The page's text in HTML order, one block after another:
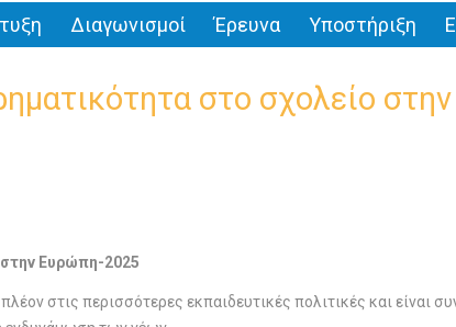
Διαγωνισμοί Έρευνα Υποστήριξη
στο σχολείο στην
στην Ευρώπη-2025
στις περισσότερες εκπαιδευτικές πολιτικές και είναι